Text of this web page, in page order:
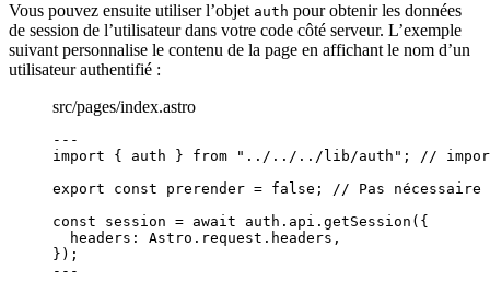
Vous pouvez ensuite utiliser l’objet auth pour obtenir les données
de session de l’utilisateur dans votre code côté serveur. L’exemple
suivant personnalise le contenu de la page en affichant le nom d’un
utilisateur authentifié :
src/pages/index.astro
---
import { auth } from " ../../../lib/auth " ; //
export const prerender = false ; // Pas nécessaire
const session = await auth . api . getSession ( {
headers: Astro . request . headers ,
} );
---